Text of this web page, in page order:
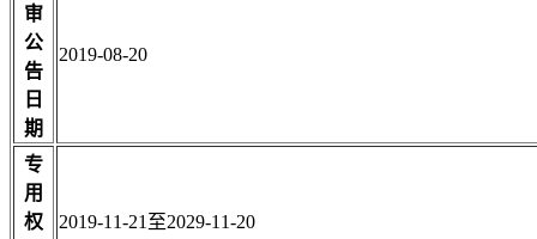
审
公
告
日
期
2019-08-20
专
用
权
2019-11-21至2029-11-20